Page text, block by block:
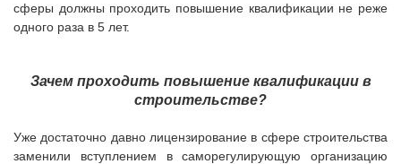
сферы должны проходить повышение квалификации не реже
одного раза в 5 лет.
Зачем проходить повышение квалификации в
строительстве?
Уже достаточно давно лицензирование в сфере строительства
заменили вступлением в саморегулирующую организацию